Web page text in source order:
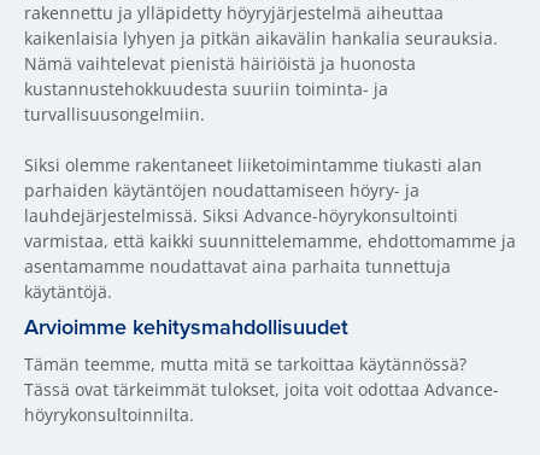
rakennettu ja ylläpidetty höyryjärjestelmä aiheuttaa
kaikenlaisia lyhyen ja pitkän aikavälin hankalia seurauksia.
Nämä vaihtelevat pienistä häiriöistä ja huonosta
kustannustehokkuudesta suuriin toiminta- ja
turvallisuusongelmiin.
Siksi olemme rakentaneet liiketoimintamme tiukasti alan
parhaiden käytäntöjen noudattamiseen höyry- ja
lauhdejärjestelmissä. Siksi Advance-höyrykonsultointi
varmistaa, että kaikki suunnittelemamme, ehdottomamme ja
asentamamme noudattavat aina parhaita tunnettuja
käytäntöjä.
Arvioimme kehitysmahdollisuudet
Tämän teemme, mutta mitä se tarkoittaa käytännössä?
Tässä ovat tärkeimmät tulokset, joita voit odottaa Advance-
höyrykonsultoinnilta.